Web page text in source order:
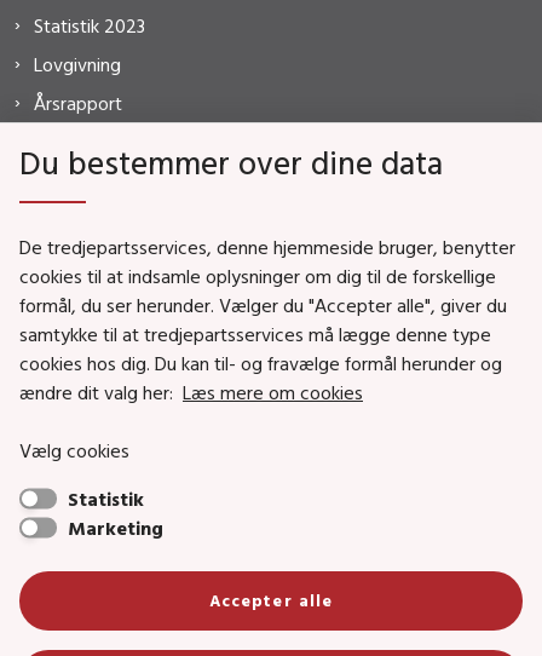
Statistik 2023
Lovgivning
Årsrapport
MISTANKE?
HOTLINE
7020 2550
Du bestemmer over dine data
De tredjepartsservices, denne hjemmeside bruger, benytter
cookies til at indsamle oplysninger om dig til de forskellige
formål, du ser herunder. Vælger du "Accepter alle", giver du
samtykke til at tredjepartsservices må lægge denne type
cookies hos dig. Du kan til- og fravælge formål herunder og
ændre dit valg her: Læs mere om cookies
Vælg cookies
Statistik
Marketing
Accepter alle